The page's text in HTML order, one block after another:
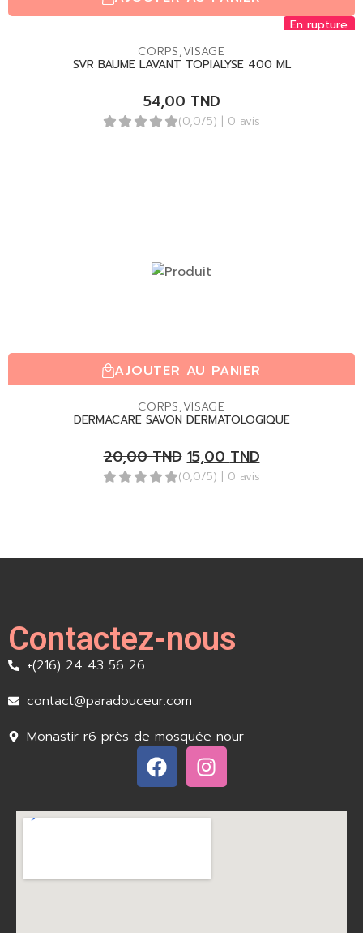
En rupture
CORPS,VISAGE
SVR BAUME LAVANT TOPIALYSE 400 ML
54,00 TND
(0,0/5) | 0 avis
AJOUTER AU PANIER
CORPS,VISAGE
DERMACARE SAVON DERMATOLOGIQUE
20,00TND 15,00TND
(0,0/5) | 0 avis
Contactez-nous
+(216) 24 43 56 26
contact@paradouceur.com
Monastir r6 près de mosquée nour